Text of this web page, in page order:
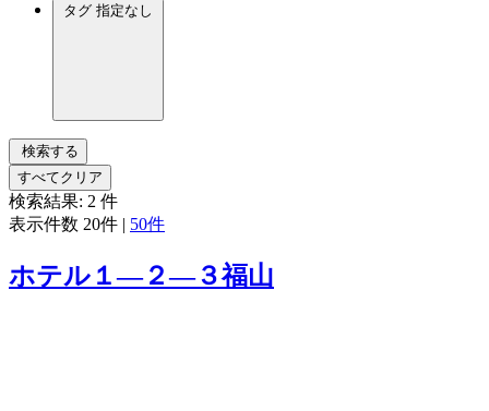
タグ 指定なし
検索する
すべてクリア
検索結果: 2 件
表示件数 20件 | 50件
ホテル１―２―３福山